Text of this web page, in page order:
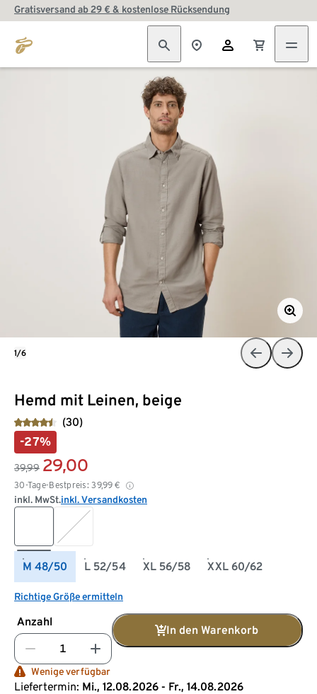
Gratisversand ab 29 € & kostenlose Rücksendung
Hemd mit Leinen, beige
(30)
-27%
39,99 29,00
30-Tage-Bestpreis: 39,99 €
inkl. MwSt.inkl. Versandkosten
M 48/50 L 52/54 XL 56/58 XXL 60/62
Richtige Größe ermitteln
Anzahl
In den Warenkorb
Wenige verfügbar
Liefertermin: Mi., 12.08.2026 - Fr., 14.08.2026
1/6